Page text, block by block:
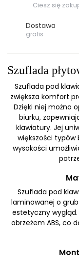
Ciesz się
Dostawa
gratis
Szuflada
Szuflada pod
zwiększa komfort
Dzięki niej można
biurku,
klawiatury. Jej
większości typów
wysokości
Szuflada pod
laminowanej o
estetyczny wygląd.
obrzeżem ABS, co